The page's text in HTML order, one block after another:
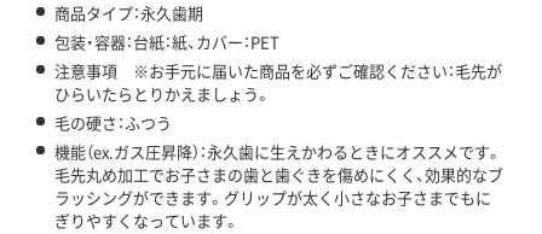
商品タイプ：永久歯期
包装・容器：台紙：紙、カバー：PET
注意事項 ※お手元に届いた商品を必ずご確認ください：毛先が
ひらいたらとりかえましょう。
毛の硬さ：ふつう
機能（ex.ガス圧昇降）：永久歯に生えかわるときにオススメです。
毛先丸め加工でお子さまの歯と歯ぐきを傷めにくく、効果的なブ
ラッシングができます。グリップが太く小さなお子さまでもに
ぎりやすくなっています。